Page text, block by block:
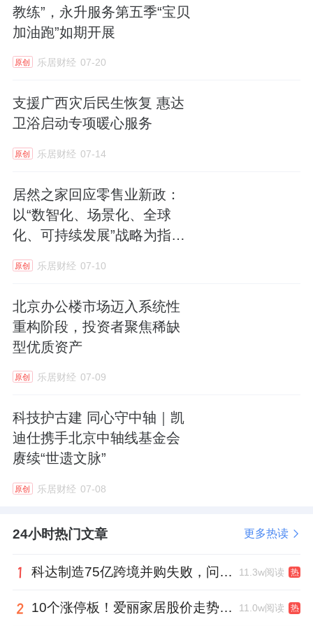
教练”，永升服务第五季“宝贝
加油跑”如期开展
原创 乐居财经 07-20
支援广西灾后民生恢复 惠达
卫浴启动专项暖心服务
原创 乐居财经 07-14
居然之家回应零售业新政：
以“数智化、场景化、全球
化、可持续发展”战略为指
原创 乐居财经 07-10
北京办公楼市场迈入系统性
重构阶段，投资者聚焦稀缺
型优质资产
原创 乐居财经 07-09
科技护古建 同心守中轴｜凯
迪仕携手北京中轴线基金会
赓续“世遗文脉”
原创 乐居财经 07-08
24小时热门文章 更多热读
科达制造75亿跨境并购失败，问题出在哪一关？ 11.3w阅读 热
10个涨停板！爱丽家居股价走势有点狂 11.0w阅读 热